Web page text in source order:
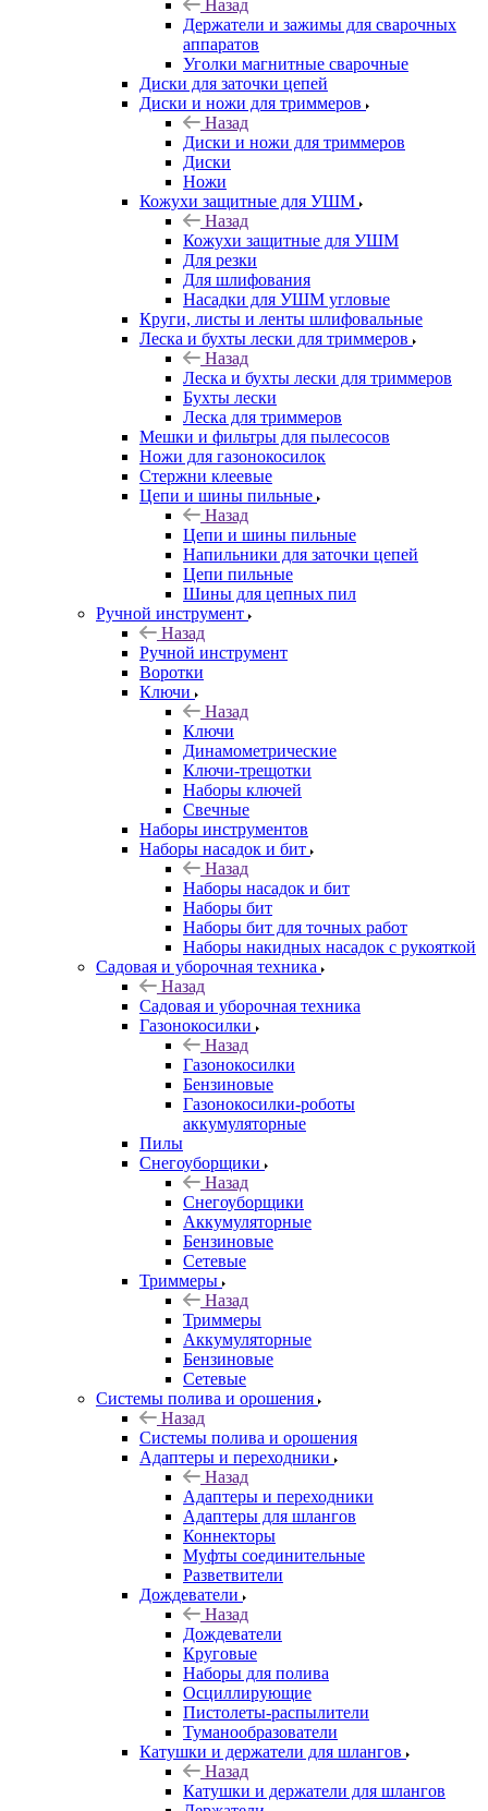
Назад
Держатели и зажимы для сварочных
аппаратов
Уголки магнитные сварочные
Диски для заточки цепей
Диски и ножи для триммеров
Назад
Диски и ножи для триммеров
Диски
Ножи
Кожухи защитные для УШМ
Назад
Кожухи защитные для УШМ
Для резки
Для шлифования
Насадки для УШМ угловые
Круги, листы и ленты шлифовальные
Леска и бухты лески для триммеров
Назад
Леска и бухты лески для триммеров
Бухты лески
Леска для триммеров
Мешки и фильтры для пылесосов
Ножи для газонокосилок
Стержни клеевые
Цепи и шины пильные
Назад
Цепи и шины пильные
Напильники для заточки цепей
Цепи пильные
Шины для цепных пил
Ручной инструмент
Назад
Ручной инструмент
Воротки
Ключи
Назад
Ключи
Динамометрические
Ключи-трещотки
Наборы ключей
Свечные
Наборы инструментов
Наборы насадок и бит
Назад
Наборы насадок и бит
Наборы бит
Наборы бит для точных работ
Наборы накидных насадок с рукояткой
Садовая и уборочная техника
Назад
Садовая и уборочная техника
Газонокосилки
Назад
Газонокосилки
Бензиновые
Газонокосилки-роботы
аккумуляторные
Пилы
Снегоуборщики
Назад
Снегоуборщики
Аккумуляторные
Бензиновые
Сетевые
Триммеры
Назад
Триммеры
Аккумуляторные
Бензиновые
Сетевые
Системы полива и орошения
Назад
Системы полива и орошения
Адаптеры и переходники
Назад
Адаптеры и переходники
Адаптеры для шлангов
Коннекторы
Муфты соединительные
Разветвители
Дождеватели
Назад
Дождеватели
Круговые
Наборы для полива
Осциллирующие
Пистолеты-распылители
Туманообразователи
Катушки и держатели для шлангов
Назад
Катушки и держатели для шлангов